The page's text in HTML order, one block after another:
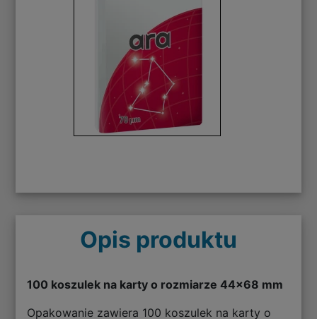
Opis produktu
100 koszulek na karty o rozmiarze 44x68 mm
Opakowanie zawiera 100 koszulek na karty o